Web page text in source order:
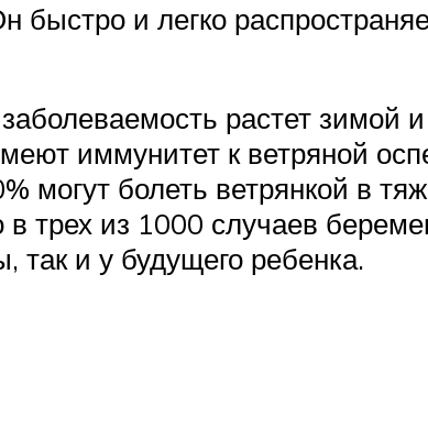
и легко
растет зимой
иммунитет к ветряной
могут болеть ветрянкой в
в трех из 1000 случаев
и у будущего ребенка.